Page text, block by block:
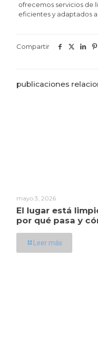
ofrecemos servicios de
eficientes y adaptados
Compartir
publicaciones
mayo 3, 2026
El lugar está
por qué pasa y
Leer más